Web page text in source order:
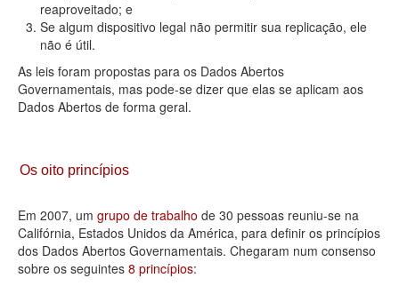
reaproveitado; e
Se algum dispositivo legal não permitir sua replicação, ele
não é útil.
As leis foram propostas para os Dados Abertos
Governamentais, mas pode-se dizer que elas se aplicam aos
Dados Abertos de forma geral.
Os oito princípios
Em 2007, um grupo de trabalho de 30 pessoas reuniu-se na
Califórnia, Estados Unidos da América, para definir os princípios
dos Dados Abertos Governamentais. Chegaram num consenso
sobre os seguintes 8 princípios: